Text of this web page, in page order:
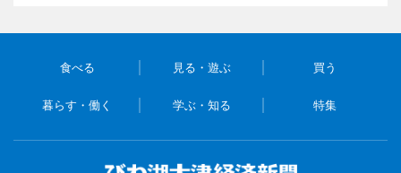
食べる 見る・遊ぶ 買う
暮らす・働く 学ぶ・知る 特集